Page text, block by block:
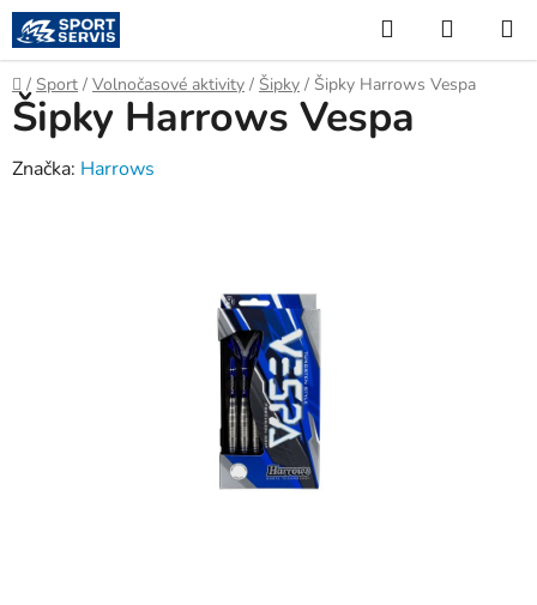
Přejít
na
obsah
Hledat
KOŠÍK
Domů
/ Sport / Volnočasové aktivity / Šipky / Šipky Harrows Vespa
Šipky Harrows Vespa
Značka: Harrows